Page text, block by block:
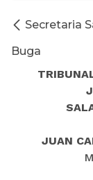
Secretaria
Buga
JUAN